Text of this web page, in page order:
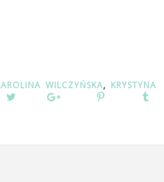
WILCZYŃSKA, KRYSTYNA